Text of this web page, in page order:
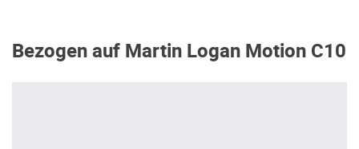
Bezogen auf Martin Logan Motion C10